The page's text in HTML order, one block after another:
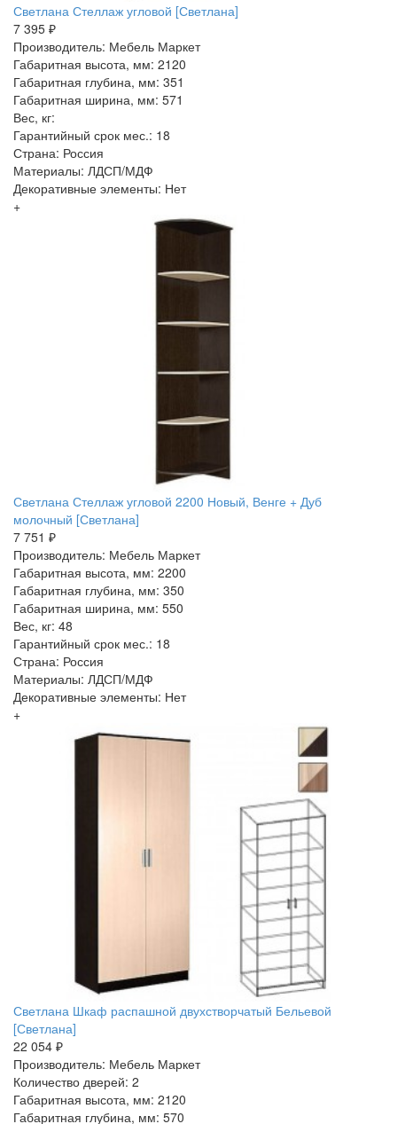
Светлана Стеллаж угловой [Светлана]
7 395 ₽
Производитель: Мебель Маркет
Габаритная высота, мм: 2120
Габаритная глубина, мм: 351
Габаритная ширина, мм: 571
Вес, кг:
Гарантийный срок мес.: 18
Страна: Россия
Материалы: ЛДСП/МДФ
Декоративные элементы: Нет
+
Светлана Стеллаж угловой 2200 Новый, Венге + Дуб
молочный [Светлана]
7 751 ₽
Производитель: Мебель Маркет
Габаритная высота, мм: 2200
Габаритная глубина, мм: 350
Габаритная ширина, мм: 550
Вес, кг: 48
Гарантийный срок мес.: 18
Страна: Россия
Материалы: ЛДСП/МДФ
Декоративные элементы: Нет
+
Светлана Шкаф распашной двухстворчатый Бельевой
[Светлана]
22 054 ₽
Производитель: Мебель Маркет
Количество дверей: 2
Габаритная высота, мм: 2120
Габаритная глубина, мм: 570